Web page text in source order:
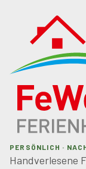
PERSÖNLICH ·
Handverlesene